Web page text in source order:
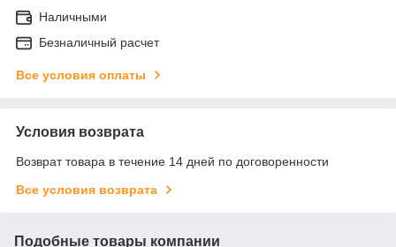
Наличными
Безналичный расчет
Все условия оплаты
Условия возврата
Возврат товара в течение 14 дней по договоренности
Все условия возврата
Подобные товары компании